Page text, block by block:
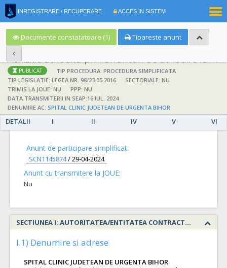
INREGISTRARE / RECUPERARE ACCES IN SISTEM
Documente constatatoare (1) Tipareste anunt
; Achizitie atribuita prin anunturi de atribuire la anuntul simplificat
PUBLICAT
TIP PROCEDURA: PROCEDURA SIMPLIFICATA
TIP LEGISLATIE: LEGEA NR. 98/23.05.2016
SECTORIALE: NU
TRIMIS LA JOUE: NU
PPP: NU
DATA TRANSMITERII IN SEAP:16 IUL. 2024
DENUMIRE AC: SPITAL CLINIC JUDETEAN DE URGENTA BIHOR
DETALII I II IV V VI
DETALII
Anunt de participare simplificat:
SCN1145874/29-04-2024
Anunt cu transmitere la JOUE:
Nu
SECTIUNEA I: AUTORITATEA/ENTITATEA CONTRACTANTA
I.1) Denumire si adrese
SPITAL CLINIC JUDETEAN DE URGENTA BIHOR